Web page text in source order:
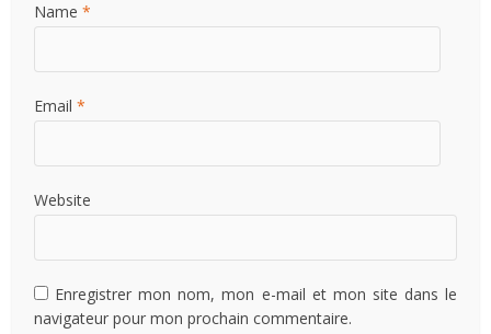
Name *
Email *
Website
Enregistrer mon nom, mon e-mail et mon site dans le
navigateur pour mon prochain commentaire.